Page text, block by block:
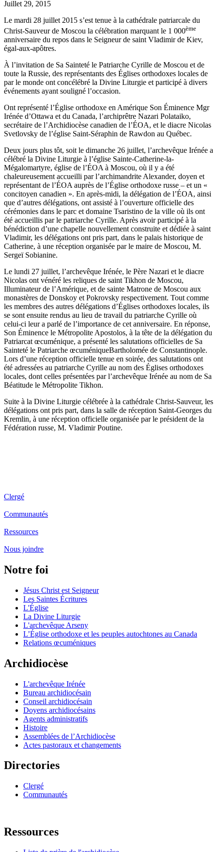
Juillet 29, 2015
Le mardi 28 juillet 2015 s’est tenue à la cathédrale patriarcale du
Christ-Sauveur de Moscou la célébration marquant le 1 000ème
anniversaire du repos dans le Seigneur de saint Vladimir de Kiev,
égal-aux-apôtres.
À l’invitation de Sa Sainteté le Patriarche Cyrille de Moscou et de
toute la Russie, des représentants des Églises orthodoxes locales de
par le monde ont concélébré la Divine Liturgie et participé à divers
événements ayant souligné l’occasion.
Ont représenté l’Église orthodoxe en Amérique Son Éminence Mgr
Irénée d’Ottawa et du Canada, l’archiprêtre Nazari Polataiko,
secrétaire de l’Archidiocèse canadien de l’ÉOA, et le diacre Nicolas
Svetlovsky de l’église Saint-Séraphin de Rawdon au Québec.
Deux jours plus tôt, soit le dimanche 26 juillet, l’archevêque Irénée a
célébré la Divine Liturgie à l’église Sainte-Catherine-la-
Mégalomartyre, église de l’ÉOA à Moscou, où il y a été
chaleureusement accueilli par l’archimandrite Alexander, doyen et
représentant de l’ÉOA auprès de l’Église orthodoxe russe – et un «
concitoyen canadien ». En après-midi, la délégation de l’ÉOA, ainsi
que d’autres délégations, ont assisté à l’ouverture officielle des
cérémonies dans le parc et domaine Tsaristino de la ville où ils ont
été accueillis par le patriarche Cyrille. Après avoir participé à la
bénédiction d’une chapelle nouvellement construite et dédiée à saint
Vladimir, les délégations ont pris part, dans le palais historique de
Catherine, à une réception organisée par le maire de Moscou, M.
Sergeï Sobianine.
Le lundi 27 juillet, l’archevêque Irénée, le Père Nazari et le diacre
Nicolas ont vénéré les reliques de saint Tikhon de Moscou,
Illuminateur de l’Amérique, et de sainte Matrone de Moscou aux
monastères de Donskoy et Pokrovsky respectivement. Tout comme
les membres des autres délégations d’Églises orthodoxes locales, ils
se sont ensuite rendus au lieu de travail du patriarche Cyrille où
celui-ci leur a parlé de l’importance de cet anniversaire. En réponse,
Son Éminence le Métropolite Apostolos, à la tête de la délégation du
Patriarcat œcuménique, a présenté les salutations officielles de Sa
Sainteté le Patriarche œcuméniqueBartholomée de Constantinople.
Lors d’une réception officielle tenue en soirée, des salutations ont
été adressées au patriarche Cyrille au nom des Églises orthodoxes
locales, dont celles présentées par l’archevêque Irénée au nom de Sa
Béatitude le Métropolite Tikhon.
Suite à la Divine Liturgie célébrée à la cathédrale Christ-Sauveur, les
délégations ont pris part, dans la salle de réception Saint-Georges du
Kremlin, à une réception officielle organisée par le président de la
Fédération russe, M. Vladimir Poutine.
Clergé
Communautés
Ressources
Nous joindre
Notre foi
Jésus Christ est Seigneur
Les Saintes Écritures
L'Église
La Divine Liturgie
L'archevêque Arseny
L’Église orthodoxe et les peuples autochtones au Canada
Relations œcuméniques
Archidiocèse
L'archevêque Irénée
Bureau archidiocésain
Conseil archidiocésain
Doyens archidiocésains
Agents administratifs
Histoire
Assemblées de l’Archidiocèse
Actes pastoraux et changements
Directories
Clergé
Communautés
Ressources